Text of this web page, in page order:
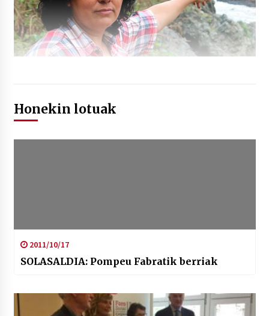
Honekin lotuak
2011/10/17
SOLASALDIA: Pompeu Fabratik berriak